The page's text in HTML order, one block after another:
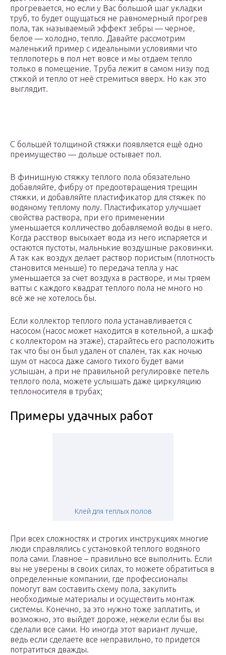
прогревается, но если у Вас большой шаг укладки
труб, то будет ощущаться не равномерный прогрев
пола, так называемый эффект зебры — черное,
белое — холодно, тепло. Давайте рассмотрим
маленький пример с идеальными условиями что
теплопотерь в пол нет вовсе и мы отдаем тепло
только в помещение. Труба лежит в самом низу под
стжкой и тепло от неё стремиться вверх. Но как это
выглядит.
С большей толщиной стяжки появляется ещё одно
преимущество — дольше остывает пол.
В финишную стяжку теплого пола обязательно
добавляйте, фибру от предоотвращения трещин
стяжки, и добавляйте пластификатор для стяжек по
водяному теплому полу. Пластификатор улучшает
свойства раствора, при его применении
уменьшается колличество добавляемой воды в него.
Когда расствор высыхает вода из него испаряется и
остаются пустоты, мальнькие воздушные раковинки.
А так как воздух делает раствор пористым (плотность
становится меньше) то передача тепла у нас
уменьшается за счет воздуха в растворе, и мы тряем
ватты с каждого квадрат теплого пола не много но
всё же не хотелось бы.
Если коллектор теплого пола устанавливается с
насосом (насос может находится в котельной, а шкаф
с коллектором на этаже), старайтесь его расположить
так что бы он был удален от спален, так как ночью
шум от насоса даже самого тихого будет вами
услышан, а при не правильной регулировке петель
теплого пола, можете услышать даже циркуляцию
теплоносителя в трубах;
Примеры удачных работ
Клей для теплых полов
При всех сложностях и строгих инструкциях многие
люди справлялись с установкой теплого водяного
пола сами. Главное – правильно все выполнить. Если
вы не уверены в своих силах, то можете обратиться в
определенные компании, где профессионалы
помогут вам составить схему пола, закупить
необходимые материалы и осуществить монтаж
системы. Конечно, за это нужно тоже заплатить, и
возможно, это выйдет дороже, нежели если бы вы
сделали все сами. Но иногда этот вариант лучше,
ведь если сделаете все неправильно, то придется
потратиться дважды.